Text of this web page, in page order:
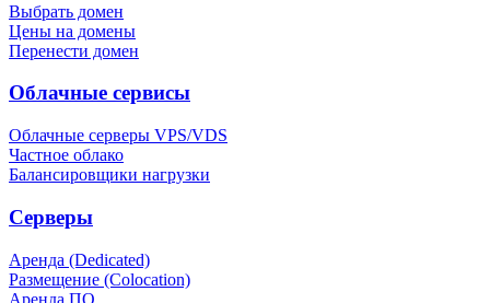
Выбрать домен
Цены на домены
Перенести домен
Облачные сервисы
Облачные серверы VPS/VDS
Частное облако
Балансировщики нагрузки
Серверы
Аренда (Dedicated)
Размещение (Colocation)
Аренда ПО